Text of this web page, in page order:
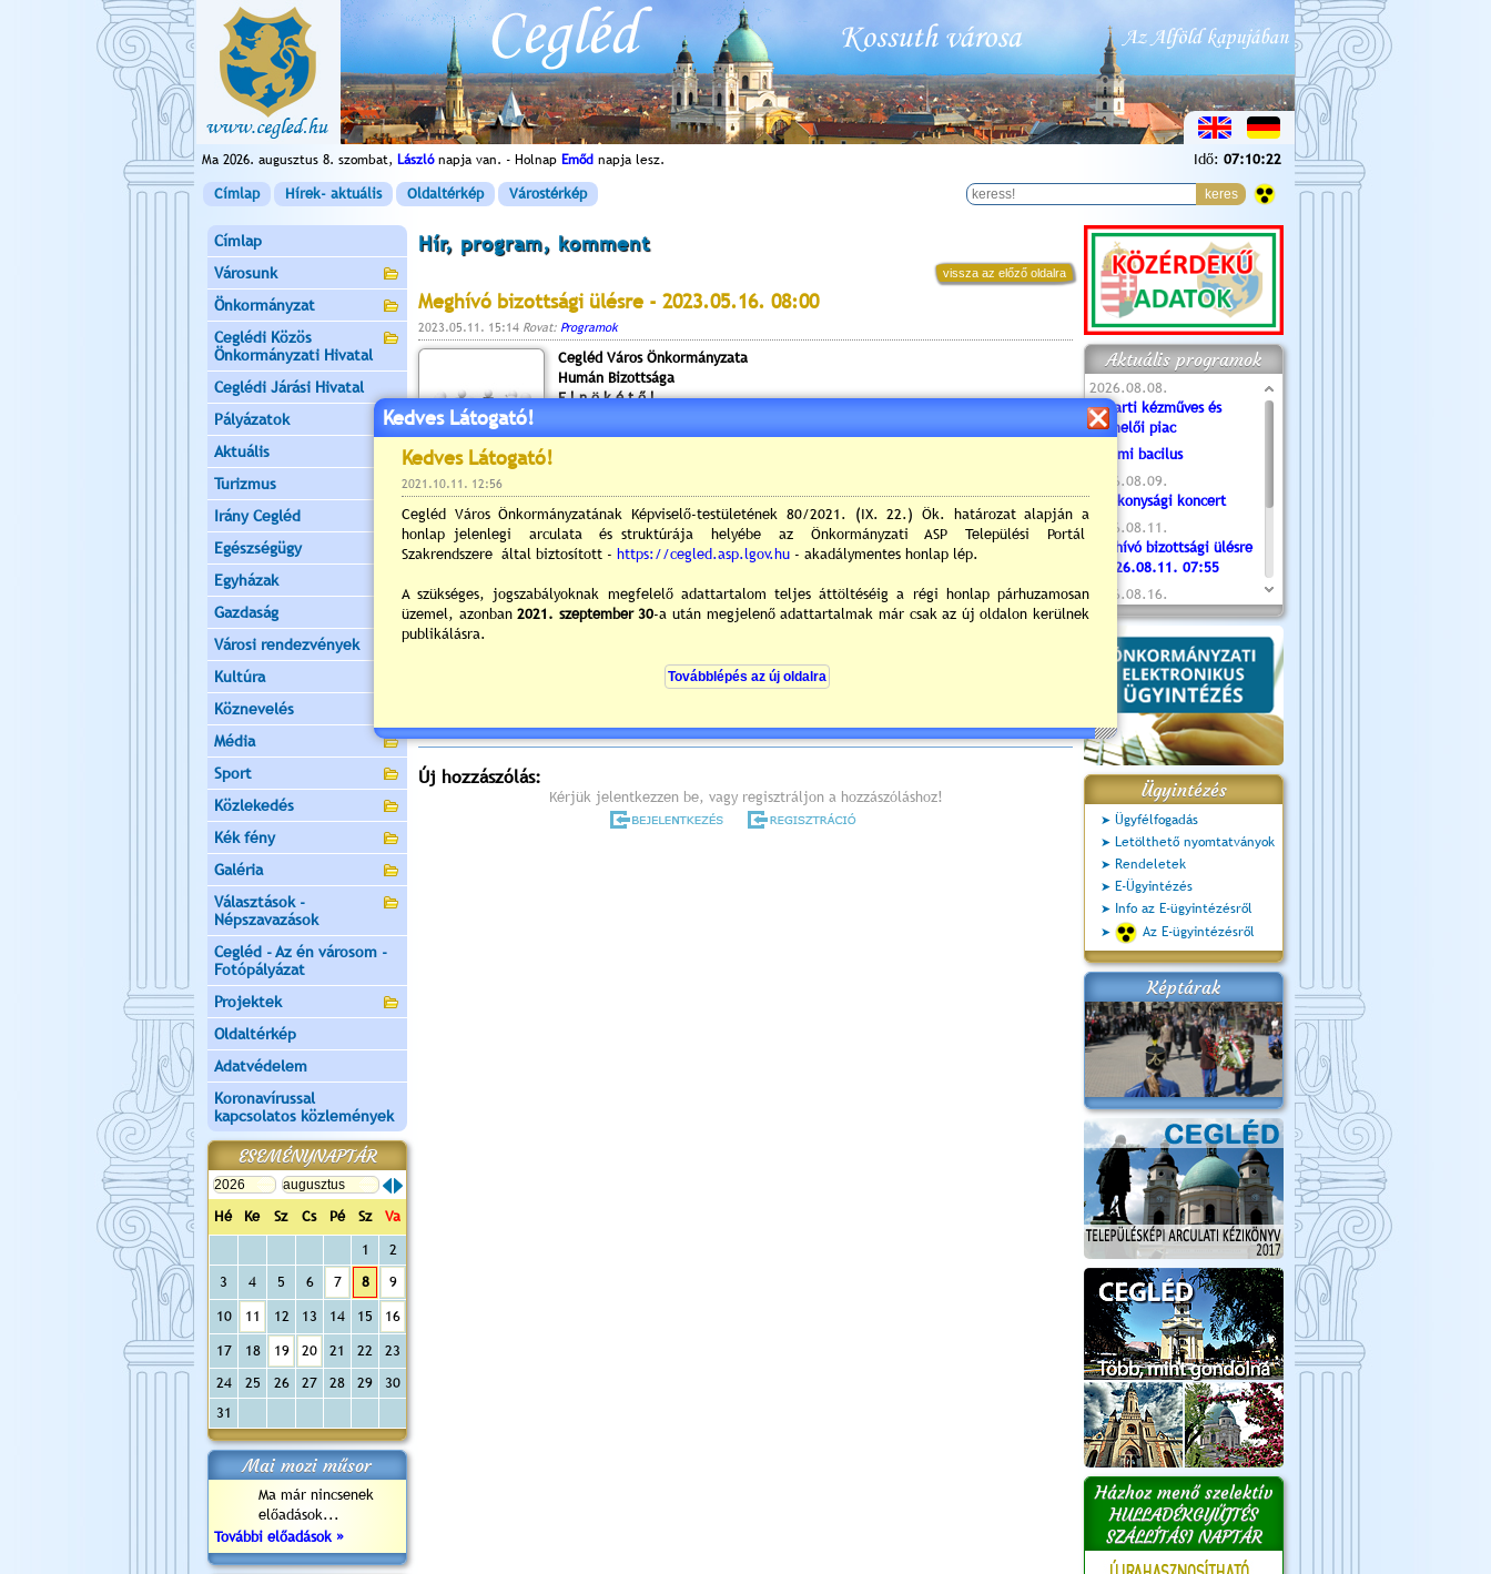
Ma 2026. augusztus 8. szombat, Lászlónapja van. - Holnap Emőd napja lesz. Idő: 07:10:23
Címlap Hírek- aktuális Oldaltérkép Várostérkép
Címlap
Városunk
Önkormányzat
Ceglédi Közös
Önkormányzati Hivatal
Ceglédi Járási Hivatal
Pályázatok
Aktuális
Turizmus
Irány Cegléd
Egészségügy
Egyházak
Gazdaság
Városi rendezvények
Kultúra
Köznevelés
Média
Sport
Közlekedés
Kék fény
Galéria
Választások -
Népszavazások
Cegléd - Az én városom -
Fotópályázat
Projektek
Oldaltérkép
Adatvédelem
Koronavírussal
kapcsolatos közlemények
ESEMÉNYNAPTÁR
Hé Ke Sz Cs Pé Sz
Va
1
2
3
4 5 6 7 8 9
10 11 12 13 14 15 16
17 18 19 20 21 22
23
24
25 26 27 28 29
30
31
Mai mozi műsor
Ma már nincsenek
előadások...
További előadások »
Hír, program, komment
vissza az előző oldalra
Meghívó bizottsági ülésre - 2023.05.16. 08:00
2023.05.11. 15:14 Rovat: Programok
Cegléd Város Önkormányzata
Humán Bizottsága
E l n ö k é t ő l
ülést tart, melyre tisztelettel meghívom.
Helyszín: Városháza I. emeleti kistanácskozó terme
2700 Cegléd, Kossuth tér. 1.
Napirend (részletes meghívó) »
Nyilvános előterjesztések és tájékoztatók »
Új hozzászólás:
Kérjük jelentkezzen be, vagy regisztráljon a hozzászóláshoz!
Aktuális programok
2026.08.08.
Tóparti kézműves és
termelői piac
Valami bacilus
2026.08.09.
Jótékonysági koncert
2026.08.11.
Meghívó bizottsági ülésre
- 2026.08.11. 07:55
2026.08.16.
Újvárosi Közlekedési és
Sportnap
2026.08.19.
Ceglédi fotóklub kiállítás
2026.08.20.
Szent István Ünnepe
Ügyintézés
Ügyfélfogadás
Letölthető nyomtatványok
Rendeletek
E-Ügyintézés
Info az E-ügyintézésről
Az E-ügyintézésről
Képtárak
Házhoz menő szelektív
HULLADÉKGYŰJTÉS
SZÁLLÍTÁSI NAPTÁR
Kedves Látogató!